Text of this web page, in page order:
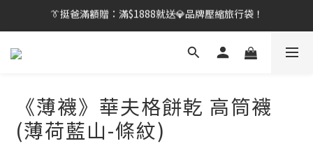
👔挺爸行動：全館襪款【最低$149起】✨立即下單！
【刷卡/電子支付限定】下單送✨WARX品牌質感杯袋！
👔挺爸行動：全館襪款【最低$149起】✨立即下單！
《薄襪》華夫格餅乾 高筒襪
(薄荷藍山-條紋)